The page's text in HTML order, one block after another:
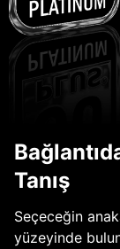
Tanış
Seçeceğin
yüzeyinde